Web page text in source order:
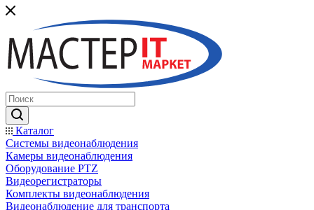
Каталог
Системы видеонаблюдения
Камеры видеонаблюдения
Оборудование PTZ
Видеорегистраторы
Комплекты видеонаблюдения
Видеонаблюдение для транспорта